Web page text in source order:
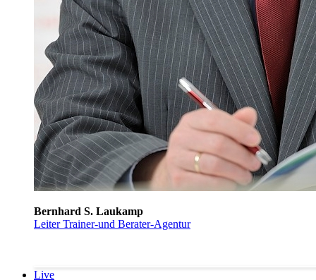
Bernhard S. Laukamp
Leiter Trainer-und Berater-Agentur
Live